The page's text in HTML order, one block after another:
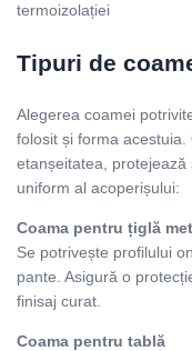
termoizolației
Tipuri de
Alegerea coamei
folosit și forma
etanșeitatea,
uniform al acoperișului:
Coama pentru țiglă
Se potrivește profilului
pante. Asigură o
finisaj curat.
Coama pentru tablă